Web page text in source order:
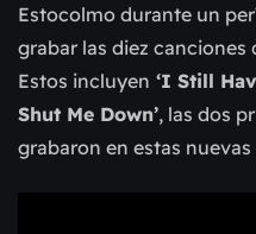
Estocolmo durante un
grabar las diez
Estos incluyen ‘I Still
Shut Me Down’, las dos
grabaron en estas nuevas